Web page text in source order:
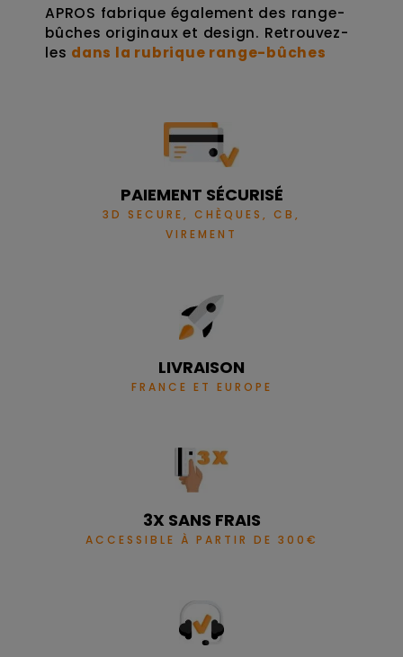
APROS fabrique également des range-
bûches originaux et design. Retrouvez-
les dans la rubrique range-bûches
PAIEMENT SÉCURISÉ
3D SECURE, CHÈQUES, CB,
VIREMENT
LIVRAISON
FRANCE ET EUROPE
3X SANS FRAIS
ACCESSIBLE À PARTIR DE 300€